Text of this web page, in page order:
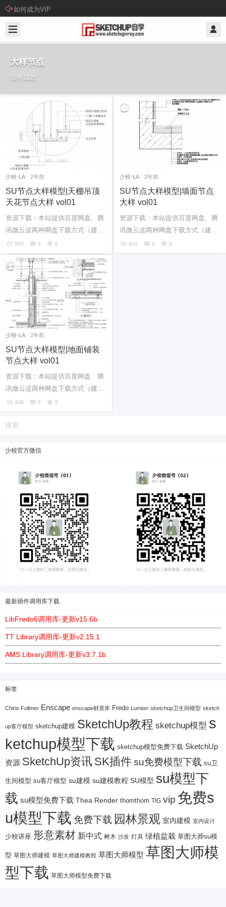
如何成为VIP
大样节点
没有描述
少校-LA 2年前
SU节点大样模型|天棚吊顶
天花节点大样 vol01
资源下载：本站提供百度网盘、腾
讯微云这两种网盘下载方式（建议
安装客户端下载），如果两种网盘
如果有...
565 0 0
少校-LA 2年前
SU节点大样模型|墙面节点
大样 vol01
资源下载：本站提供百度网盘、腾
讯微云这两种网盘下载方式（建议
安装客户端下载），如果两种网盘
310 0 0
少校-LA 2年前
SU节点大样模型|地面铺装
节点大样 vol01
资源下载：本站提供百度网盘、腾
讯微云这两种网盘下载方式（建议
安装客户端下载），如果两种网盘
如果有...
408 0 0
少校官方微信
最新插件调用库下载
LibFredo6调用库-更新v15.6b
TT Library调用库-更新v2.15.1
AMS Library调用库-更新v3.7.1b
标签
Chiris Fullmer Enscape enscape材质库 Fredo Lumion sketchup卫生间模型 sketch
up客厅模型 sketchup建模 SketchUp教程 sketchup模型 s
ketchup模型下载 sketchup模型免费下载 SketchUp
资源 SketchUp资讯 SK插件su免费模型下载 su卫
生间模型 su客厅模型 su建模 su建模教程 SU模型 su模型下
载 su模型免费下载 Thea Render thomthom TIG vip 免费s
u模型下载 免费下载 园林景观 室内建模 室内设计
少校讲座 形意素材 新中式 树木 沙发 灯具 绿植盆栽 草图大师su模
型 草图大师建模 草图大师建模教程 草图大师模型 草图大师模
型下载 草图大师模型免费下载
您没有权限发布内容，请购买会员或者提升权
限。
6位以上
忘记密码？找回 已有帐号？登录